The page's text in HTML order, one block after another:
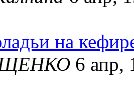
на
6 апр,